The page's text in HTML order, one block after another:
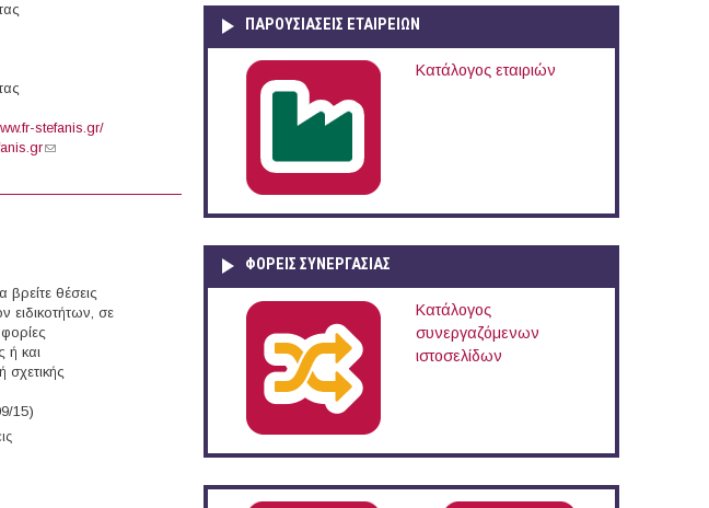
stefanis.gr/
(link sends e-mail)
"ΣΤΕΦΑΝΗΣ" (Λαμία)
βρείτε θέσεις
ειδικοτήτων, σε
ή και
σχετικής
15)
διαφόρων ειδικοτήτων στην Ελλάδα (01/09/15)
ΠΑΡΟΥΣΙΆΣΕΙΣ ΕΤΑΙΡΕΙΏΝ
Κατάλογος εταιριών
ΦΟΡΕΙΣ ΣΥΝΕΡΓΑΣΙΑΣ
Κατάλογος
συνεργαζόμενων
ιστοσελίδων